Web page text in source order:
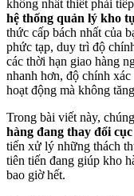
không nhất thiết phải
hệ thống quản lý kho
thức cấp bách nhất của
phức tạp, duy trì độ
các thời hạn giao hàng
nhanh hơn, độ chính
hoạt động mà không
Trong bài viết này,
hàng đang thay đổi
tiến xử lý những thách
tiên tiến đang giúp kho
bao giờ hết.